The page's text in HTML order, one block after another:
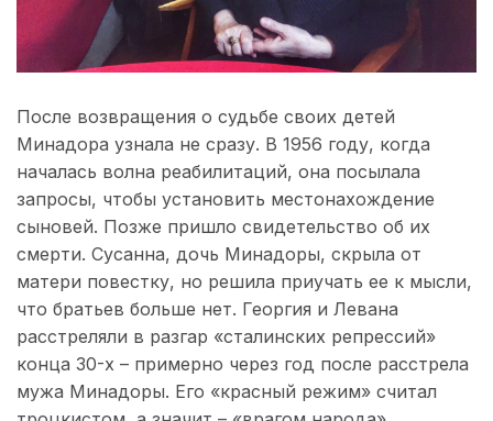
После возвращения о судьбе своих детей
Минадора узнала не сразу. В 1956 году, когда
началась волна реабилитаций, она посылала
запросы, чтобы установить местонахождение
сыновей. Позже пришло свидетельство об их
смерти. Сусанна, дочь Минадоры, скрыла от
матери повестку, но решила приучать ее к мысли,
что братьев больше нет. Георгия и Левана
расстреляли в разгар «сталинских репрессий»
конца 30-х – примерно через год после расстрела
мужа Минадоры. Его «красный режим» считал